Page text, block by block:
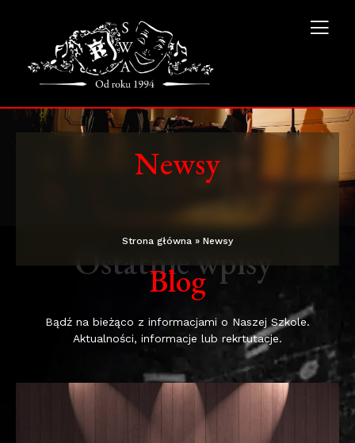
Newsy
Strona główna » Newsy
Ostatnie wpisy
Blog
Bądź na bieżąco z informacjami o Naszej Szkole.
Aktualności, informacje lub rekrtutacje.